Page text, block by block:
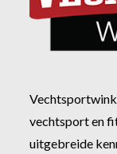
vechtsport en
uitgebreide